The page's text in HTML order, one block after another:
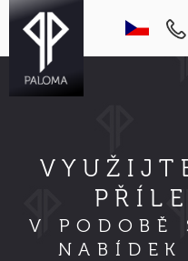
V PODOBĚ